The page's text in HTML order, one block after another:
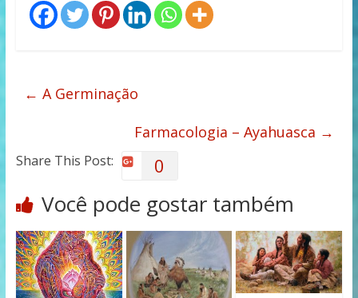
← A Germinação
Farmacologia – Ayahuasca →
Share This Post: 0
Você pode gostar também